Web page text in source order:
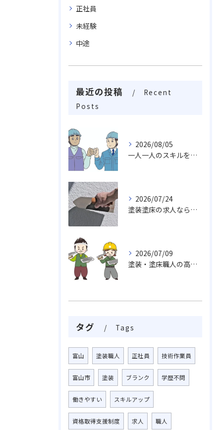
正社員
未経験
中途
最近の投稿
Recent
Posts
2026/08/05
一人一人のスキルを活かしチームワークや柔軟性を求め成長し続ける職場
2026/07/24
塗装塗床の求人なら…活躍出来る職場未経験・経験者でも求めております。
2026/07/09
塗装・塗床職人の高い技術力、魅力がいっぱい挑戦しませんか
タグ Tags
富山 塗装職人 正社員 技術作業員
富山市 塗装 ブランク 学歴不問
働きやすい スキルアップ
資格取得支援制度 求人 職人